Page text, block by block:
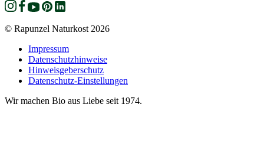
© Rapunzel Naturkost 2026
Impressum
Datenschutzhinweise
Hinweisgeberschutz
Datenschutz-Einstellungen
Wir machen Bio aus Liebe seit 1974.